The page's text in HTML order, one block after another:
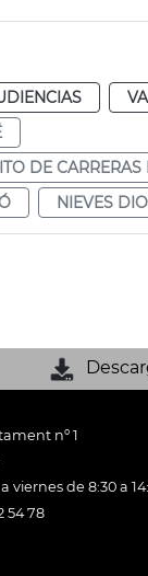
DE
NIEVES
nº 1
viernes de 8:30 a
54 78